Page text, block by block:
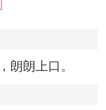
朗朗上口。